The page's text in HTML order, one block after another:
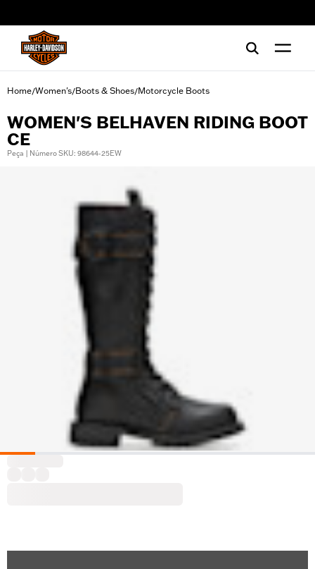
Home/Women's/Boots & Shoes/Motorcycle Boots
WOMEN'S BELHAVEN RIDING BOOT
CE
Peça | Número SKU: 98644-25EW